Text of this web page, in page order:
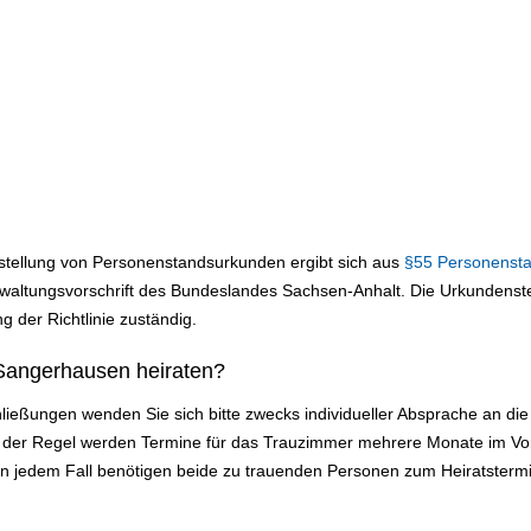
von Personenstandsurkunden ergibt sich aus §55
des Bundeslandes Sachsen-Anhalt. Die
der Richtlinie zuständig.
heiraten?
wenden Sie sich bitte zwecks individueller Absprache an
Regel werden Termine für das Trauzimmer mehrere Monate im
jedem Fall benötigen beide zu trauenden Personen zum